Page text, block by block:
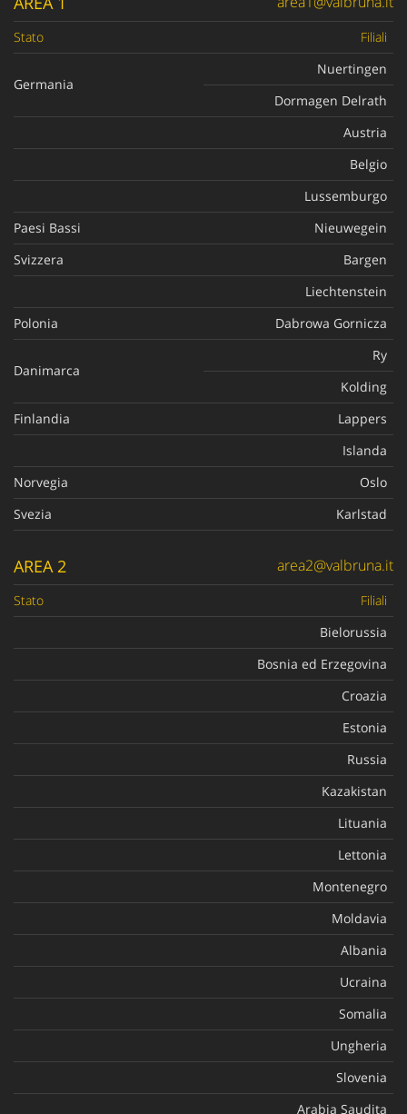
Stato Filiali
Germania
Nuertingen
Dormagen Delrath
Austria
Belgio
Lussemburgo
Paesi Bassi
Nieuwegein
Svizzera
Bargen
Liechtenstein
Polonia
Dabrowa Gornicza
Danimarca
Ry
Kolding
Finlandia
Lappers
Islanda
Norvegia
Oslo
Svezia
Karlstad
AREA 2 area2@valbruna.it
Stato
Filiali
Bielorussia
Bosnia ed Erzegovina
Croazia
Estonia
Russia
Kazakistan
Lituania
Lettonia
Montenegro
Moldavia
Albania
Ucraina
Somalia
Ungheria
Slovenia
Arabia Saudita